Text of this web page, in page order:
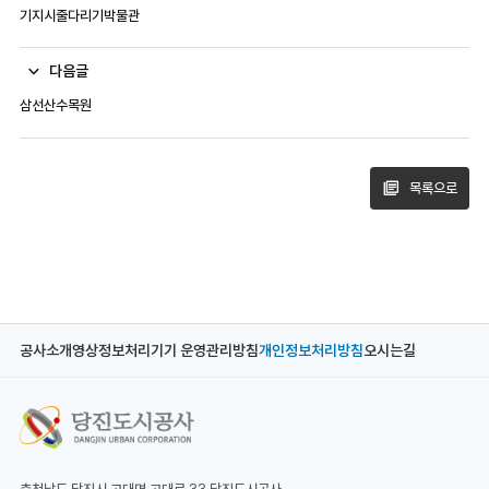
기지시줄다리기박물관
다음글
삼선산수목원
목록으로
공사소개영상정보처리기기 운영관리방침개인정보처리방침오시는길